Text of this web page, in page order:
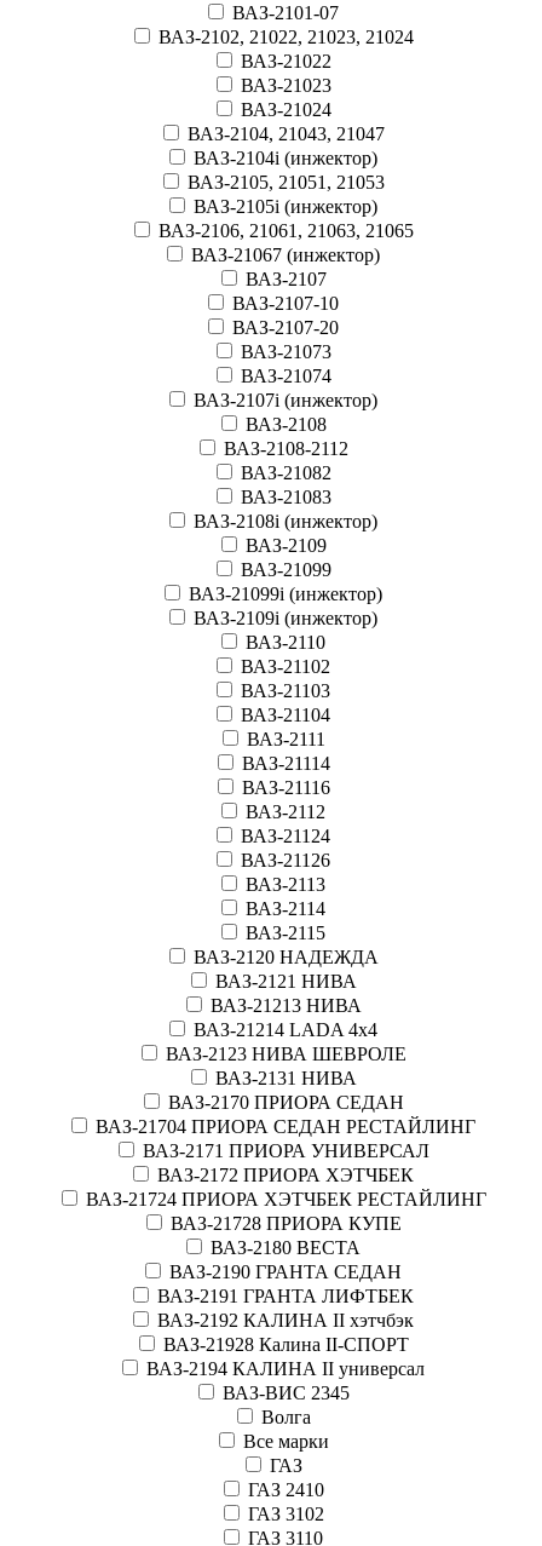
ВАЗ-2101-07
ВАЗ-2102, 21022, 21023, 21024
ВАЗ-21022
ВАЗ-21023
ВАЗ-21024
ВАЗ-2104, 21043, 21047
ВАЗ-2104i (инжектор)
ВАЗ-2105, 21051, 21053
ВАЗ-2105i (инжектор)
ВАЗ-2106, 21061, 21063, 21065
ВАЗ-21067 (инжектор)
ВАЗ-2107
ВАЗ-2107-10
ВАЗ-2107-20
ВАЗ-21073
ВАЗ-21074
ВАЗ-2107i (инжектор)
ВАЗ-2108
ВАЗ-2108-2112
ВАЗ-21082
ВАЗ-21083
ВАЗ-2108i (инжектор)
ВАЗ-2109
ВАЗ-21099
ВАЗ-21099i (инжектор)
ВАЗ-2109i (инжектор)
ВАЗ-2110
ВАЗ-21102
ВАЗ-21103
ВАЗ-21104
ВАЗ-2111
ВАЗ-21114
ВАЗ-21116
ВАЗ-2112
ВАЗ-21124
ВАЗ-21126
ВАЗ-2113
ВАЗ-2114
ВАЗ-2115
ВАЗ-2120 НАДЕЖДА
ВАЗ-2121 НИВА
ВАЗ-21213 НИВА
ВАЗ-21214 LADA 4х4
ВАЗ-2123 НИВА ШЕВРОЛЕ
ВАЗ-2131 НИВА
ВАЗ-2170 ПРИОРА СЕДАН
ВАЗ-21704 ПРИОРА СЕДАН РЕСТАЙЛИНГ
ВАЗ-2171 ПРИОРА УНИВЕРСАЛ
ВАЗ-2172 ПРИОРА ХЭТЧБЕК
ВАЗ-21724 ПРИОРА ХЭТЧБЕК РЕСТАЙЛИНГ
ВАЗ-21728 ПРИОРА КУПЕ
ВАЗ-2180 ВЕСТА
ВАЗ-2190 ГРАНТА СЕДАН
ВАЗ-2191 ГРАНТА ЛИФТБЕК
ВАЗ-2192 КАЛИНА II хэтчбэк
ВАЗ-21928 Калина II-СПОРТ
ВАЗ-2194 КАЛИНА II универсал
ВАЗ-ВИС 2345
Волга
Все марки
ГАЗ
ГАЗ 2410
ГАЗ 3102
ГАЗ 3110